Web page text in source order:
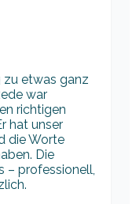
zu etwas ganz
war
richtigen
hat unser
die Worte
Die
– professionell,